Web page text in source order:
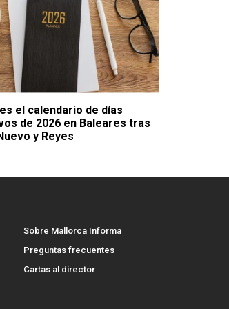
el calendario de días
de 2026 en Baleares tras
y Reyes
Sobre Mallorca Informa
Preguntas frecuentes
Cartas al director